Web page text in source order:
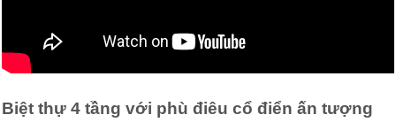
Biệt thự 4 tầng với phù điêu cổ điển ấn tượng